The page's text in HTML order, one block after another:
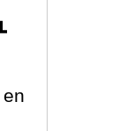
en